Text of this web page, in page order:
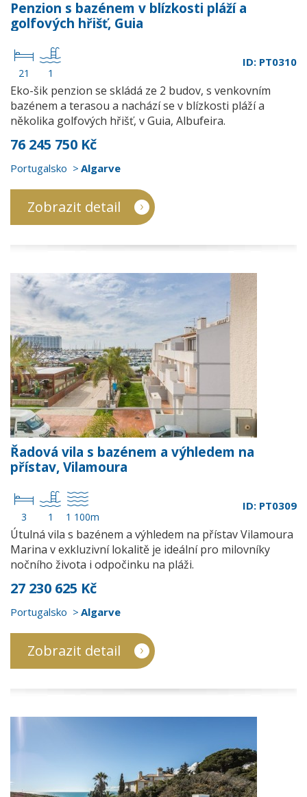
Penzion s bazénem v blízkosti pláží a
golfových hřišť, Guia
21 1
ID: PT0310
Eko-šik penzion se skládá ze 2 budov, s venkovním
bazénem a terasou a nachází se v blízkosti pláží a
několika golfových hřišť, v Guia, Albufeira.
76 245 750 Kč
Portugalsko Algarve
Zobrazit detail
Řadová vila s bazénem a výhledem na
přístav, Vilamoura
3 1 1 100m
ID: PT0309
Útulná vila s bazénem a výhledem na přístav Vilamoura
Marina v exkluzivní lokalitě je ideální pro milovníky
nočního života i odpočinku na pláži.
27 230 625 Kč
Portugalsko Algarve
Zobrazit detail